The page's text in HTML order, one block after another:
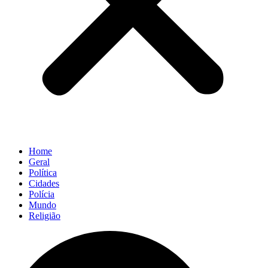
Home
Geral
Política
Cidades
Polícia
Mundo
Religião